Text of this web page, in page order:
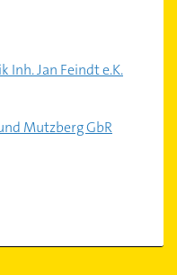
Inh. Jan Feindt e.K.
Mutzberg GbR